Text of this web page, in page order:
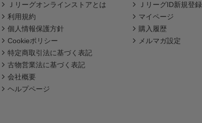
Ｊリーグオンラインストアとは
利用規約
個人情報保護方針
Cookieポリシー
特定商取引法に基づく表記
古物営業法に基づく表記
会社概要
ヘルプページ
ＪリーグID新規登録
マイページ
購入履歴
メルマガ設定